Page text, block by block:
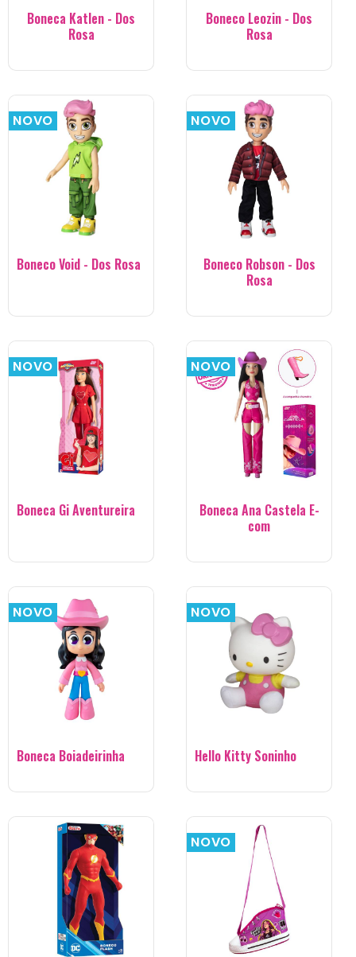
Boneca Katlen - Dos
Rosa
Boneco Leozin - Dos
Rosa
NOVO
Boneco Void - Dos Rosa
NOVO
Boneco Robson - Dos
Rosa
NOVO
Boneca Gi Aventureira
NOVO
Boneca Ana Castela E-
com
NOVO
Boneca Boiadeirinha
NOVO
Hello Kitty Soninho
NOVO